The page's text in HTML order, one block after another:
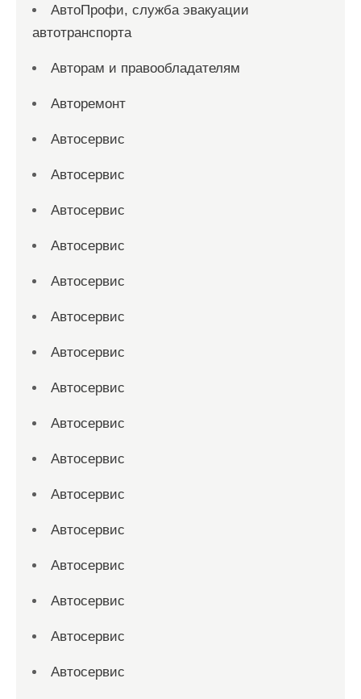
АвтоПрофи, служба эвакуации
автотранспорта
Авторам и правообладателям
Авторемонт
Автосервис
Автосервис
Автосервис
Автосервис
Автосервис
Автосервис
Автосервис
Автосервис
Автосервис
Автосервис
Автосервис
Автосервис
Автосервис
Автосервис
Автосервис
Автосервис